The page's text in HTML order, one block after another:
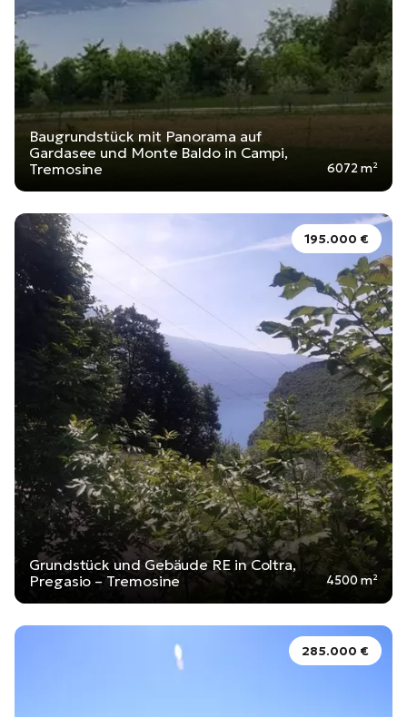
Baugrundstück mit Panorama auf
Gardasee und Monte Baldo in Campi,
Tremosine
6072 m²
195.000 €
Grundstück und Gebäude RE in Coltra,
Pregasio – Tremosine
4500 m²
285.000 €